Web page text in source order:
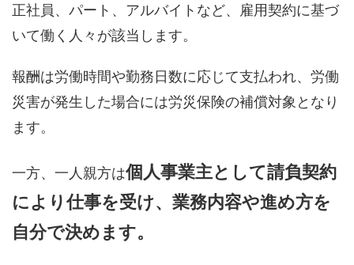
正社員、パート、アルバイトなど、雇用契約に基づ
いて働く人々が該当します。
報酬は労働時間や勤務日数に応じて支払われ、労働
災害が発生した場合には労災保険の補償対象となり
ます。
一方、一人親方は個人事業主として請負契約
により仕事を受け、業務内容や進め方を
自分で決めます。